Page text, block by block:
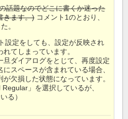
話題なのでどこに書くか迷った
きます。) コメント1のとおり、
。
設定をしても、設定が反映され
てしまっています。
旦ダイアログをとじて、再度設定
スペースが含まれている場合、
欠損した状態になっています。
」を選択しているが、
る）